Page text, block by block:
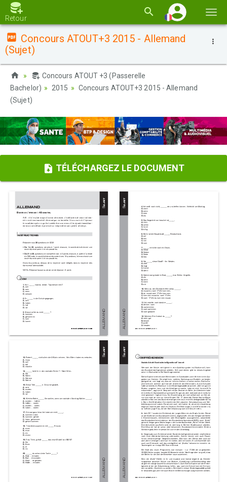
la
Retour
Concours ATOUT+3 2015 - Allemand
(Sujet)
Concours ATOUT +3 (Passerelle
Bachelor)
2015
Concours ATOUT+3 2015 - Allemand
(Sujet)
TÉLÉCHARGEZ LE DOCUMENT